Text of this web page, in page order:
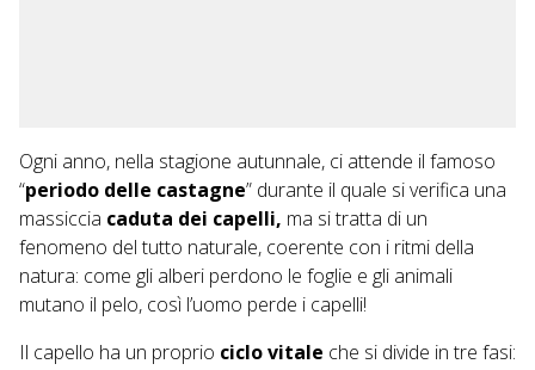
Ogni anno, nella stagione autunnale, ci attende il famoso
“periodo delle castagne” durante il quale si verifica una
massiccia caduta dei capelli, ma si tratta di un
fenomeno del tutto naturale, coerente con i ritmi della
natura: come gli alberi perdono le foglie e gli animali
mutano il pelo, così l’uomo perde i capelli!
Il capello ha un proprio ciclo vitale che si divide in tre fasi: